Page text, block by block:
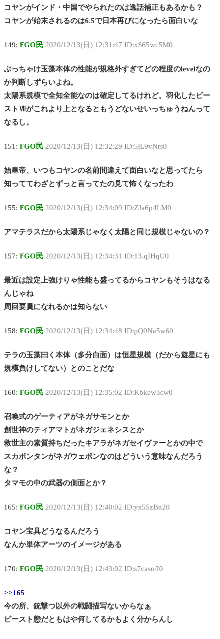
コヤンがインド・中国でやられたのは逸話補正もあるかも？
コヤンが始末されるのは6.5で日本再びになったら面白いな
149: FGO民 2020/12/13(日) 12:31:47 ID:xS65wc5M0
ぶっちゃけ玉藻本体の性能が規格外すぎてどの程度のlevelなの
か判断しずらいよね。
太陽系規模で全知全能なのは確定してるけれど。羽化したビー
ストⅦがこれより上となるともうどないせいっちゅうねんって
なるし。
151: FGO民 2020/12/13(日) 12:32:29 ID:5jL9vNrs0
始皇帝、いつもコヤンの名前間違えて面白いなと思ってたら
知っててわざとずっと言ってたの見て怖くなったわ
155: FGO民 2020/12/13(日) 12:34:09 ID:ZJa6p4LM0
アマテラスだから太陽系じゃなく太陽と同じ規模じゃないの？
157: FGO民 2020/12/13(日) 12:34:31 ID:13.qIHqU0
最近は設定上強けりゃ性能も盛ってるからコヤンもそうはなる
んじゃね
周回要員になれるかは知らない
158: FGO民 2020/12/13(日) 12:34:48 ID:pQ0Na5w60
テラの玉藻曰く本体（多分白面）は恒星規模（だから遊星にも
規模負けしてない）とのことだな
160: FGO民 2020/12/13(日) 12:35:02 ID:Kbkew3cw0
召喚式のゲーティアがネガサモンとか
創世神のティアマトがネガジェネシスとか
救世主の素質持ちだったキアラがネガセイヴァーとかの中で
スカポンタンがネガウェポンなのはどういう意味なんだろう
な？
タマモの中の武器の側面とか？
165: FGO民 2020/12/13(日) 12:40:02 ID:yx55zBn20
コヤン宝具どうなるんだろう
なんか単体アーツのイメージがある
170: FGO民 2020/12/13(日) 12:43:02 ID:s7caso/I0
>>165
今の所、銃撃つ以外の戦闘描写ないからなぁ
ビースト態だともはや何してるかもよく分からんし